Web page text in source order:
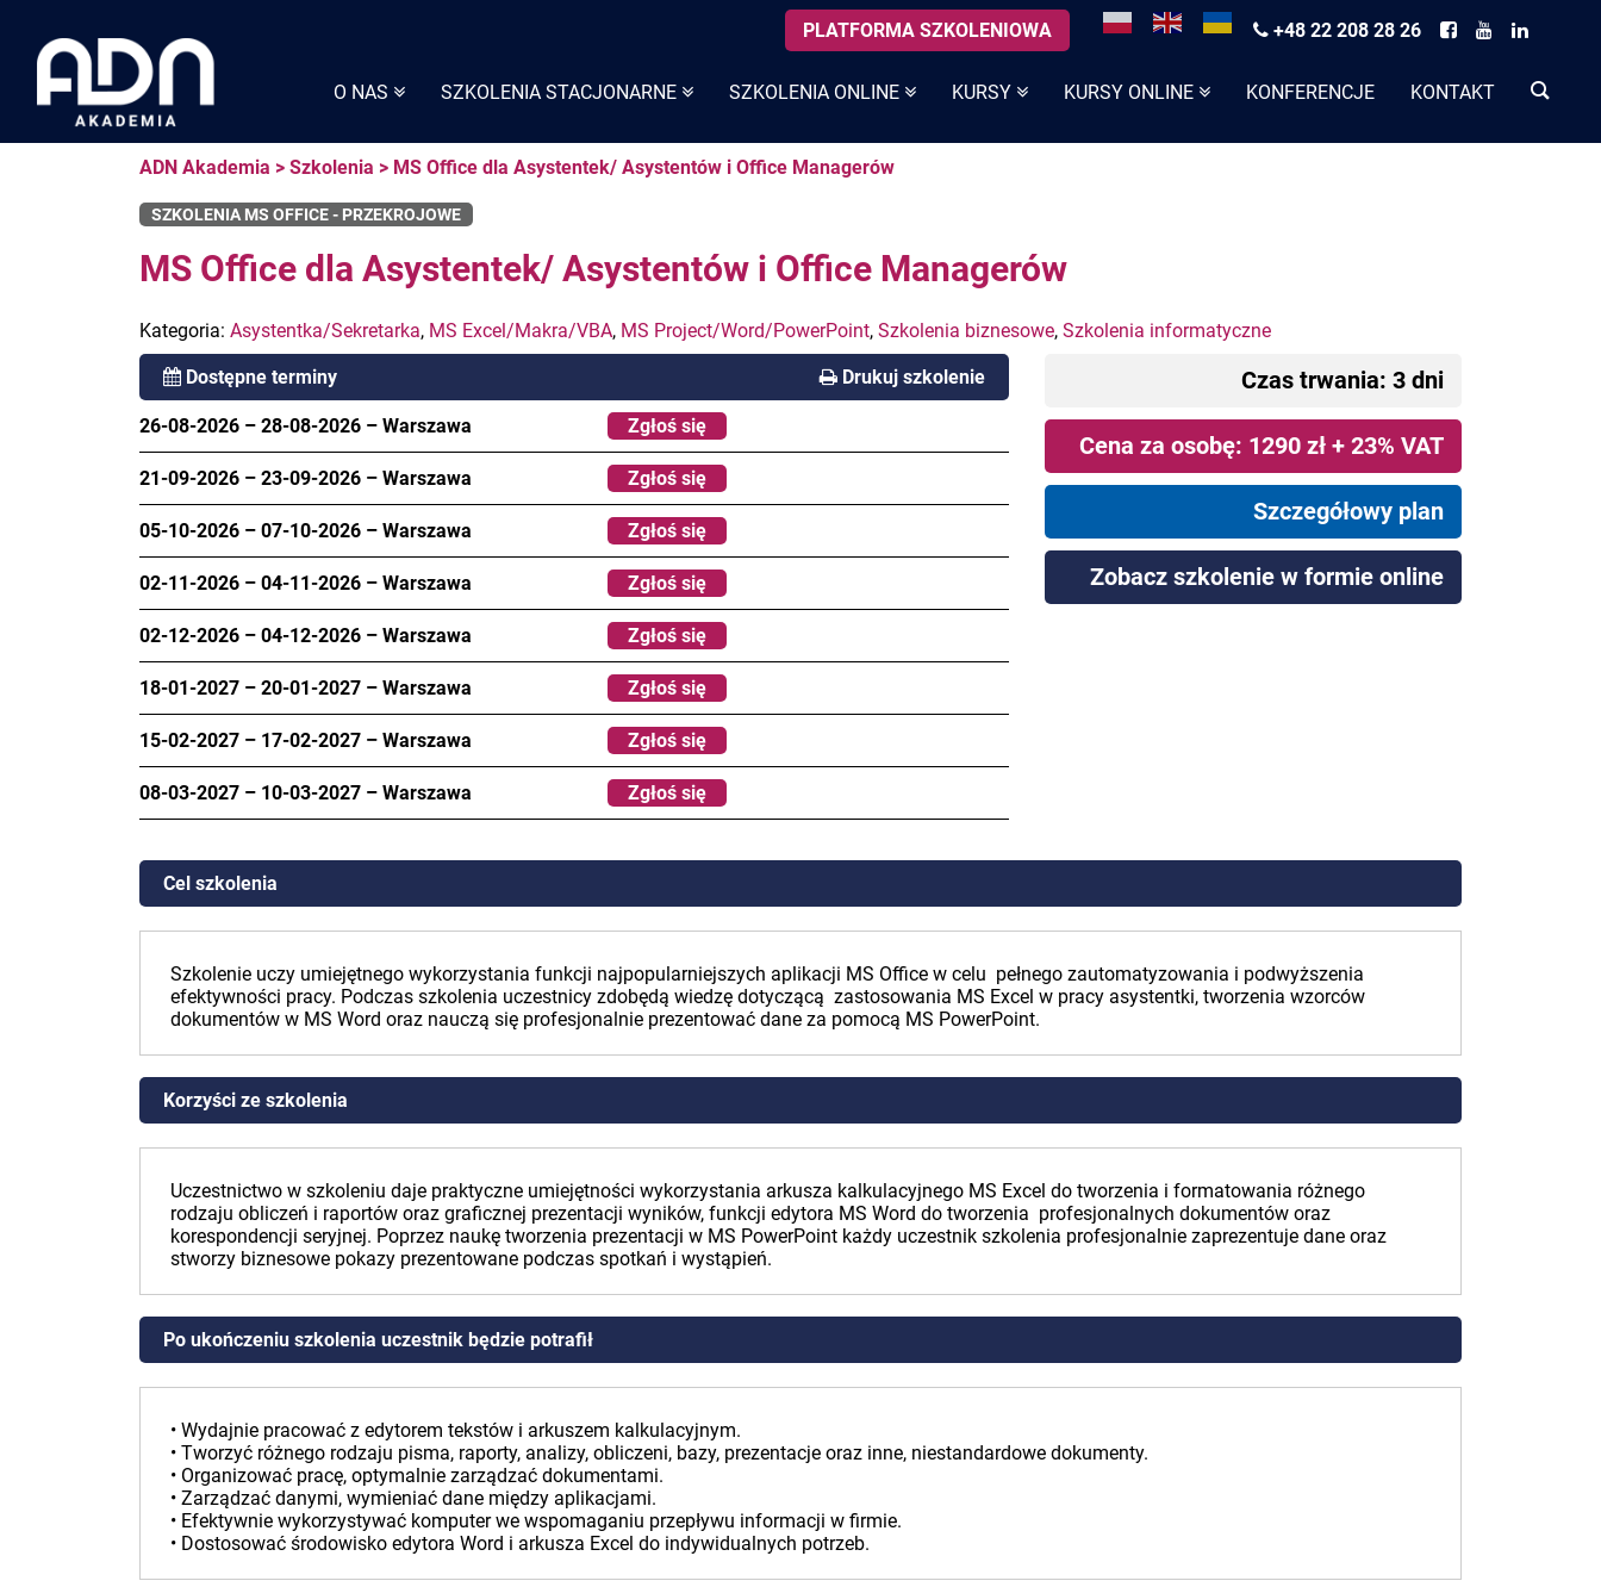
O NAS SZKOLENIA STACJONARNE SZKOLENIA ONLINE KURSY KURSY ONLINE KONFERENCJE KONTAKT
content
PLATFORMA SZKOLENIOWA +48 22 208 28 26
ADN Akademia > Szkolenia > MS Office dla Asystentek/ Asystentów i Office Managerów
SZKOLENIA MS OFFICE - PRZEKROJOWE
MS Office dla Asystentek/ Asystentów i Office Managerów
Kategoria: Asystentka/Sekretarka, MS Excel/Makra/VBA, MS Project/Word/PowerPoint, Szkolenia biznesowe, Szkolenia informatyczne
Dostępne terminy Drukuj szkolenie
26-08-2026 – 28-08-2026 – Warszawa Zgłoś się
21-09-2026 – 23-09-2026 – Warszawa Zgłoś się
05-10-2026 – 07-10-2026 – Warszawa Zgłoś się
02-11-2026 – 04-11-2026 – Warszawa Zgłoś się
02-12-2026 – 04-12-2026 – Warszawa Zgłoś się
18-01-2027 – 20-01-2027 – Warszawa Zgłoś się
15-02-2027 – 17-02-2027 – Warszawa Zgłoś się
08-03-2027 – 10-03-2027 – Warszawa Zgłoś się
Czas trwania: 3 dni
Cena za osobę: 1290 zł + 23% VAT
Szczegółowy plan
Zobacz szkolenie w formie online
Cel szkolenia
Szkolenie uczy umiejętnego wykorzystania funkcji najpopularniejszych aplikacji MS Office w celu pełnego zautomatyzowania i podwyższenia
efektywności pracy. Podczas szkolenia uczestnicy zdobędą wiedzę dotyczącą zastosowania MS Excel w pracy asystentki, tworzenia wzorców
dokumentów w MS Word oraz nauczą się profesjonalnie prezentować dane za pomocą MS PowerPoint.
Korzyści ze szkolenia
Uczestnictwo w szkoleniu daje praktyczne umiejętności wykorzystania arkusza kalkulacyjnego MS Excel do tworzenia i formatowania różnego
rodzaju obliczeń i raportów oraz graficznej prezentacji wyników, funkcji edytora MS Word do tworzenia profesjonalnych dokumentów oraz
korespondencji seryjnej. Poprzez naukę tworzenia prezentacji w MS PowerPoint każdy uczestnik szkolenia profesjonalnie zaprezentuje dane oraz
stworzy biznesowe pokazy prezentowane podczas spotkań i wystąpień.
Po ukończeniu szkolenia uczestnik będzie potrafił
• Wydajnie pracować z edytorem tekstów i arkuszem kalkulacyjnym.
• Tworzyć różnego rodzaju pisma, raporty, analizy, obliczeni, bazy, prezentacje oraz inne, niestandardowe dokumenty.
• Organizować pracę, optymalnie zarządzać dokumentami.
• Zarządzać danymi, wymieniać dane między aplikacjami.
• Efektywnie wykorzystywać komputer we wspomaganiu przepływu informacji w firmie.
• Dostosować środowisko edytora Word i arkusza Excel do indywidualnych potrzeb.